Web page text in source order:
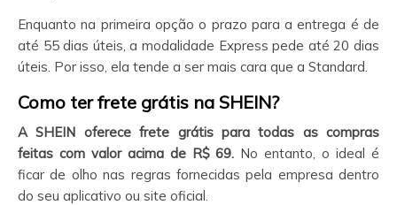
Enquanto na primeira opção o prazo para a entrega é de
até 55 dias úteis, a modalidade Express pede até 20 dias
úteis. Por isso, ela tende a ser mais cara que a Standard.
Como ter frete grátis na SHEIN?
A SHEIN oferece frete grátis para todas as compras
feitas com valor acima de R$ 69. No entanto, o ideal é
ficar de olho nas regras fornecidas pela empresa dentro
do seu aplicativo ou site oficial.